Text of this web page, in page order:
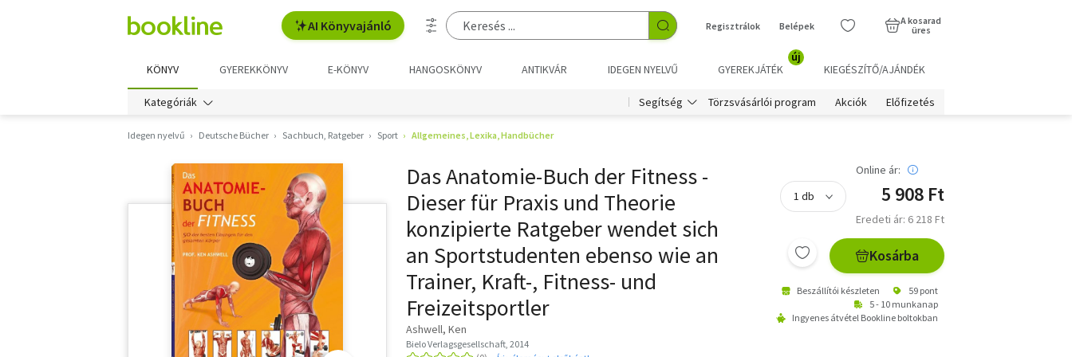
AI Könyvajánló Regisztrálok Belépek
A kosarad
üres
KÖNYV GYEREKKÖNYV E-KÖNYV HANGOSKÖNYV ANTIKVÁR IDEGEN NYELVŰ GYEREKJÁTÉK
új
KIEGÉSZÍTŐ/AJÁNDÉK
Kategóriák Segítség Törzsvásárlói program Akciók Előfizetés
Idegen nyelvű Deutsche Bücher Sachbuch, Ratgeber Sport Allgemeines, Lexika, Handbücher
Das Anatomie-Buch der Fitness -
Dieser für Praxis und Theorie
konzipierte Ratgeber wendet sich
an Sportstudenten ebenso wie an
Trainer, Kraft-, Fitness- und
Freizeitsportler
Ashwell, Ken
Bielo Verlagsgesellschaft, 2014
Online ár:
5 908 Ft
Eredeti ár: 6 218 Ft
Kosárba
Beszállítói készleten
59 pont
5 - 10 munkanap
Ingyenes átvétel Bookline boltokban